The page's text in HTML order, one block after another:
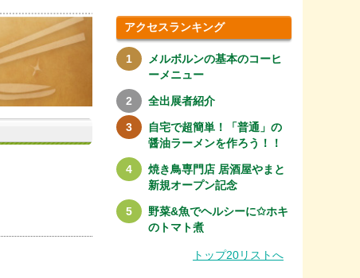
アクセスランキング
メルボルンの基本のコーヒ
ーメニュー
全出展者紹介
自宅で超簡単！「普通」の
醤油ラーメンを作ろう！！
焼き鳥専門店 居酒屋やまと
新規オープン記念
野菜&魚でヘルシーに✩ホキ
のトマト煮
トップ20リストへ